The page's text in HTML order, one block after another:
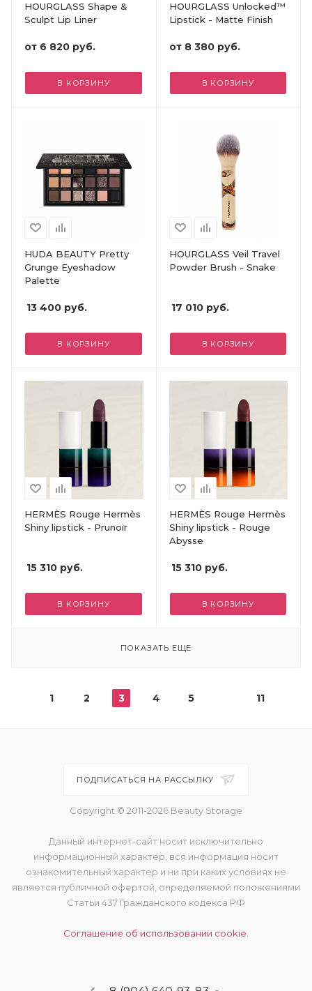
HOURGLASS Shape &
Sculpt Lip Liner
от 6 820 руб.
В КОРЗИНУ
HOURGLASS Unlocked™
Lipstick - Matte Finish
от 8 380 руб.
В КОРЗИНУ
HUDA BEAUTY Pretty
Grunge Eyeshadow
Palette
13 400 руб.
В КОРЗИНУ
HOURGLASS Veil Travel
Powder Brush - Snake
17 010руб.
В КОРЗИНУ
HERMÈS Rouge Hermès
Shiny lipstick - Prunoir
15 310 руб.
В КОРЗИНУ
HERMÈS Rouge Hermès
Shiny lipstick - Rouge
Abysse
15 310руб.
В КОРЗИНУ
ПОКАЗАТЬ ЕЩЕ
1 2 3 4 5 11
ПОДПИСАТЬСЯ НА РАССЫЛКУ
Copyright © 2011-2026 Beauty Storage
Данный интернет-сайт носит исключительно
информационный характер, вся информация носит
ознакомительный характер и ни при каких условиях не
является публичной офертой, определяемой положениями
Статьи 437 Гражданского кодекса РФ
Соглашение об использовании cookie.